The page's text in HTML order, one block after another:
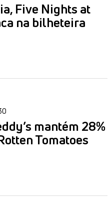
Five Nights at
na bilheteira
mantém 28%
Tomatoes